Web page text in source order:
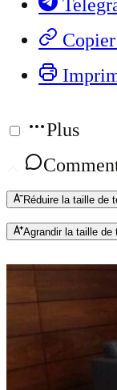
Plus
Réduire la taille de
Agrandir la taille de